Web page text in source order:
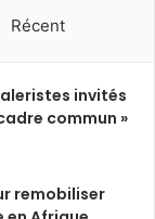
Récent
invités
commun »
remobiliser